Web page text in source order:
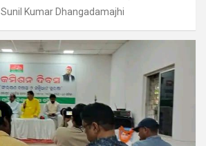
Sunil Kumar Dhangadamajhi